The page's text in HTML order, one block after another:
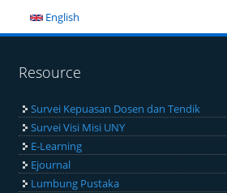
English
Resource
Survei Kepuasan Dosen dan Tendik
Survei Visi Misi UNY
E-Learning
Ejournal
Lumbung Pustaka